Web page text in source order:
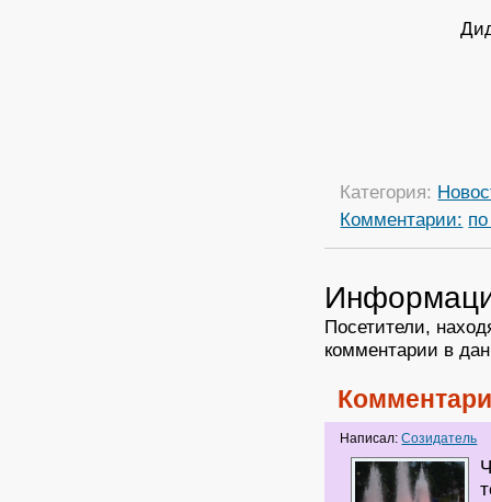
Категория:
Комментарии:
Посетители,
комментарии в
Написал:Созидатель